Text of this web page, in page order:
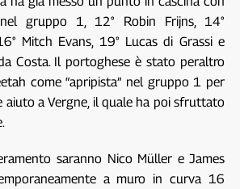
gruppo 1, 12° Robin Frijns, 14°
Mitch Evans, 19° Lucas di Grassi e
Costa. Il portoghese è stato peraltro
come “apripista” nel gruppo 1 per
aiuto a Vergne, il quale ha poi sfruttato
saranno Nico Müller e James
a muro in curva 16